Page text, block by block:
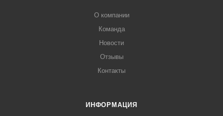
О компании
Команда
Новости
Отзывы
Контакты
ИНФОРМАЦИЯ